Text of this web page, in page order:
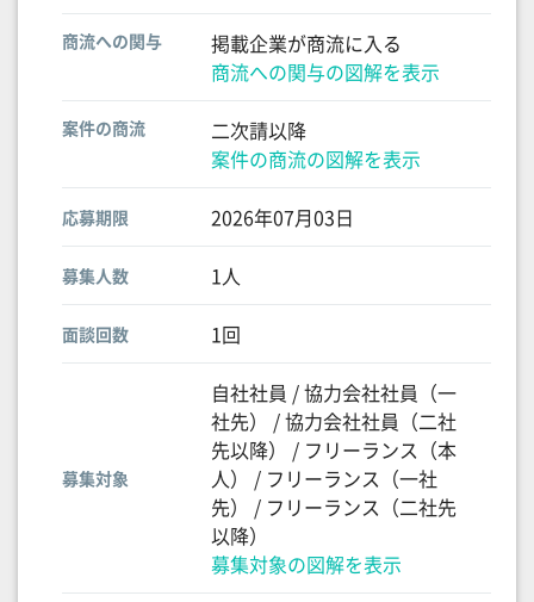
商流への関与
掲載企業が商流に入る
商流への関与の図解を表示
案件の商流
二次請以降
案件の商流の図解を表示
応募期限 2026年07月03日
募集人数 1人
面談回数 1回
募集対象
自社社員 / 協力会社社員（一
社先） / 協力会社社員（二社
先以降） / フリーランス（本
人） / フリーランス（一社
先） / フリーランス（二社先
以降）
募集対象の図解を表示